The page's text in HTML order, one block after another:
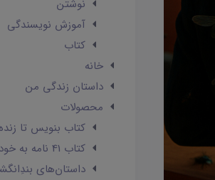
نوشتن
آموزش نویسندگی
کتاب
خانه
داستان زندگی من
محصولات
کتاب بنویس تا
کتاب 41 نامه به خودم
داستان‌های